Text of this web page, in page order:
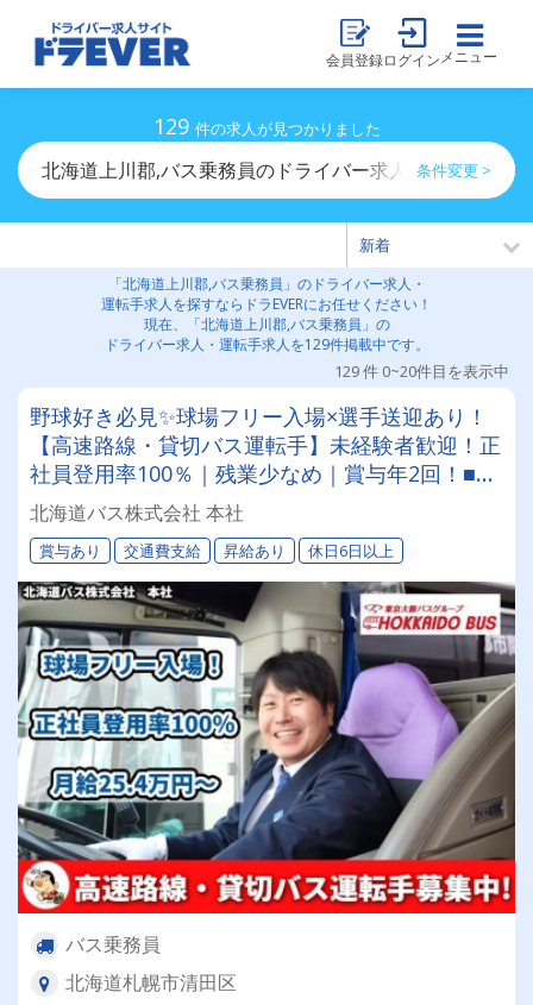
会員登録ログイン メニュー
129 件の求人が見つかりました
北海道上川郡,バス乗務員のドライバー求人・運転手求人
条件変更 >
「北海道上川郡,バス乗務員」のドライバー求人・
運転手求人を探すならドラEVERにお任せください！
現在、「北海道上川郡,バス乗務員」の
ドライバー求人・運転手求人を129件掲載中です。
129 件 0~20件目を表示中
野球好き必見✨球場フリー入場×選手送迎あり！
【高速路線・貸切バス運転手】未経験者歓迎！正
社員登用率100％｜残業少なめ｜賞与年2回！■従
業員約1,200名、車両400台。全国に展開する東
京バスグループのグループ会社です！
北海道バス株式会社 本社
賞与あり 交通費支給 昇給あり 休日6日以上
バス乗務員
北海道札幌市清田区